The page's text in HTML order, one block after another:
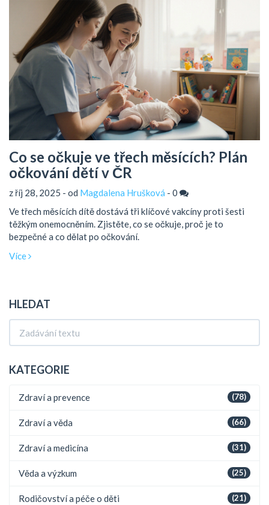
Co se očkuje ve třech měsících? Plán
očkování dětí v ČR
z říj 28, 2025 - od Magdalena Hrušková - 0
Ve třech měsících dítě dostává tři klíčové vakcíny proti šesti
těžkým onemocněním. Zjistěte, co se očkuje, proč je to
bezpečné a co dělat po očkování.
Více
HLEDAT
KATEGORIE
(78)
Zdraví a prevence
(66)
Zdraví a věda
(31)
Zdraví a medicína
(25)
Věda a výzkum
(21)
Rodičovství a péče o děti